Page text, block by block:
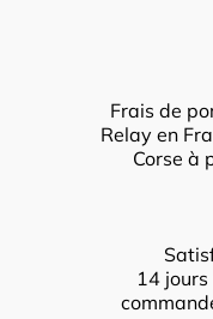
Frais de
Relay en
Corse à
14